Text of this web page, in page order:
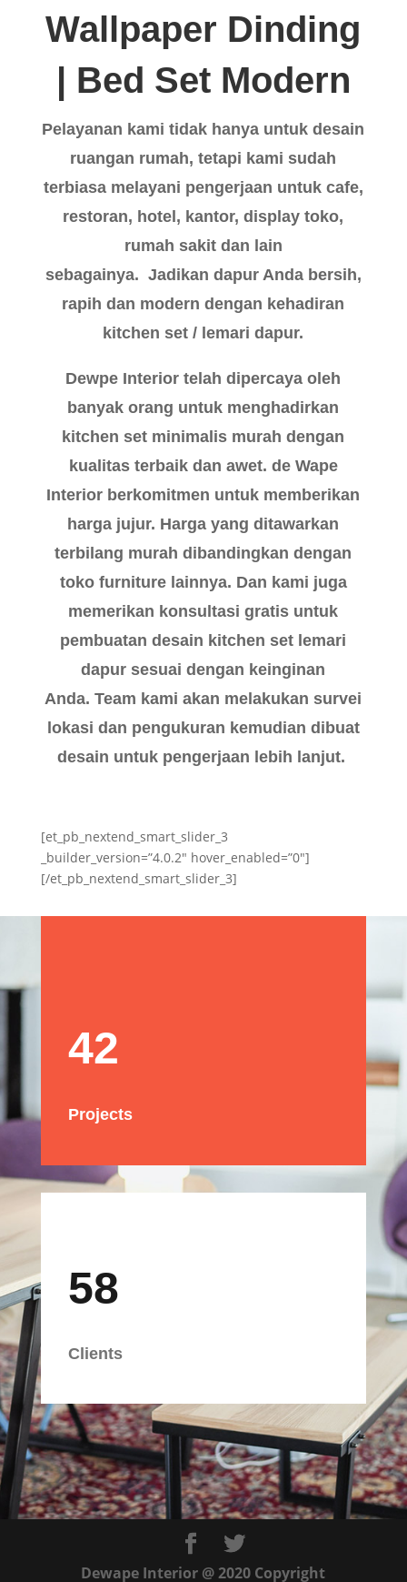
Wallpaper Dinding
| Bed Set Modern
Pelayanan kami tidak hanya untuk desain
ruangan rumah, tetapi kami sudah
terbiasa melayani pengerjaan untuk cafe,
restoran, hotel, kantor, display toko,
rumah sakit dan lain
sebagainya. Jadikan dapur Anda bersih,
rapih dan modern dengan kehadiran
kitchen set / lemari dapur.
Dewpe Interior telah dipercaya oleh
banyak orang untuk menghadirkan
kitchen set minimalis murah dengan
kualitas terbaik dan awet. de Wape
Interior berkomitmen untuk memberikan
harga jujur. Harga yang ditawarkan
terbilang murah dibandingkan dengan
toko furniture lainnya. Dan kami juga
memerikan konsultasi gratis untuk
pembuatan desain kitchen set lemari
dapur sesuai dengan keinginan
Anda. Team kami akan melakukan survei
lokasi dan pengukuran kemudian dibuat
desain untuk pengerjaan lebih lanjut.
[et_pb_nextend_smart_slider_3
_builder_version=”4.0.2″ hover_enabled=”0″]
[/et_pb_nextend_smart_slider_3]
42
Projects
58
Clients
Dewape Interior @ 2020 Copyright